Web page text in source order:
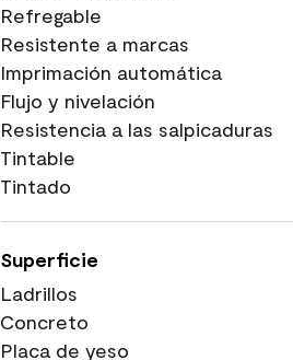
Refregable
Resistente a marcas
Imprimación automática
Flujo y nivelación
Resistencia a las salpicaduras
Tintable
Tintado
Superficie
Ladrillos
Concreto
Placa de yeso